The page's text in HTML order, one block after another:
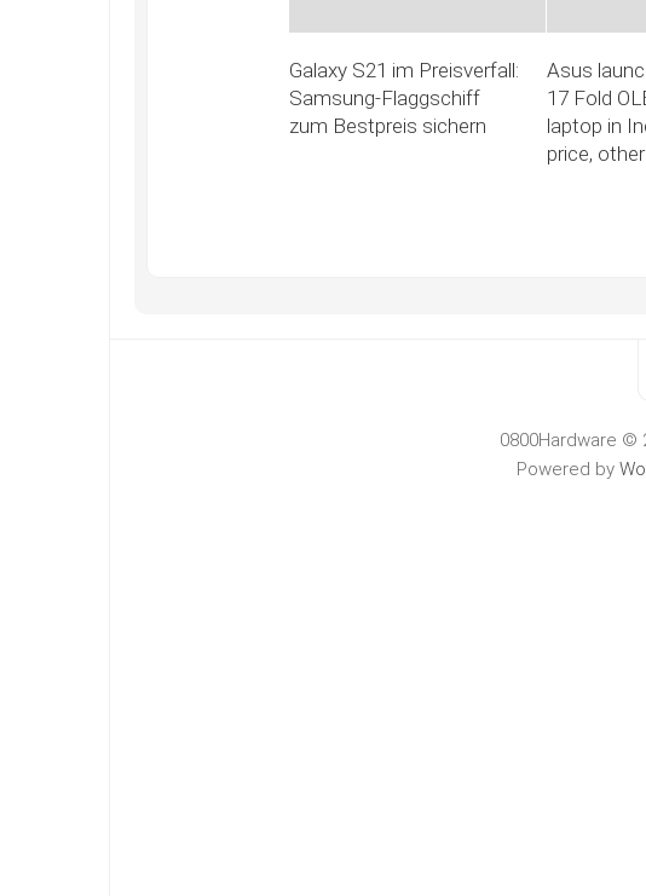
Galaxy S21 im Preisverfall:
Samsung-Flaggschiff
zum Bestpreis sichern
Asus
17 Fold
laptop in
price,
0800Hardware ©
Powered by